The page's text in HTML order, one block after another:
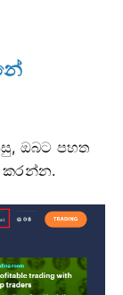
ඔබට පහත
කරන්න.